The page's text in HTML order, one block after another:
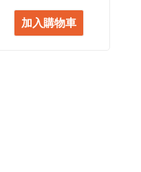
加入購物車